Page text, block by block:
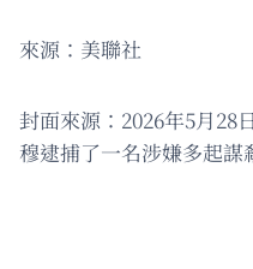
來源：美聯社
封面來源：2026年5月28
穆逮捕了一名涉嫌多起謀